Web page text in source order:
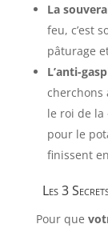
La
feu, c’est
pâturage
L’anti-
cherchons
le roi de la
pour le
finissent
Les 3
Pour que